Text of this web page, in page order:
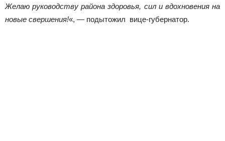
Желаю руководству района здоровья, сил и вдохновения на
новые свершения!«, — подытожил вице-губернатор.